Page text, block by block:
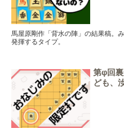
馬屋原剛作「背水の陣」の結果稿。
発揮するタイプ。
第φ回
ども、